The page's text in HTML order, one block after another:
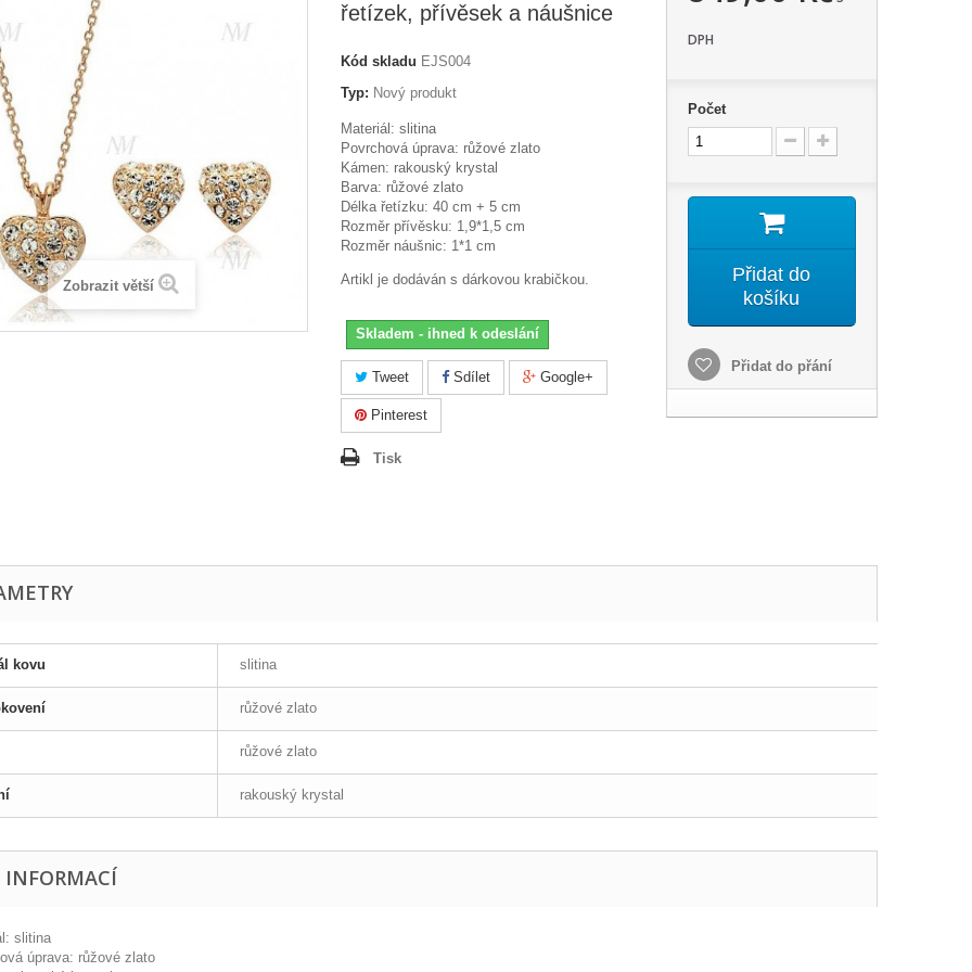
Zobrazit větší
řetízek, přívěsek a náušnice
Kód skladu EJS004
Typ: Nový produkt
Materiál: slitina
Povrchová úprava: růžové zlato
Kámen: rakouský krystal
Barva: růžové zlato
Délka řetízku: 40 cm + 5 cm
Rozměr přívěsku: 1,9*1,5 cm
Rozměr náušnic: 1*1 cm
Artikl je dodáván s dárkovou krabičkou.
Skladem - ihned k odeslání
Tweet Sdílet Google+
Pinterest
Tisk
DPH
Počet
Přidat do
košíku
Přidat do přání
kovu slitina
růžové zlato
růžové zlato
rakouský krystal
INFORMACÍ
slitina
úprava: růžové zlato